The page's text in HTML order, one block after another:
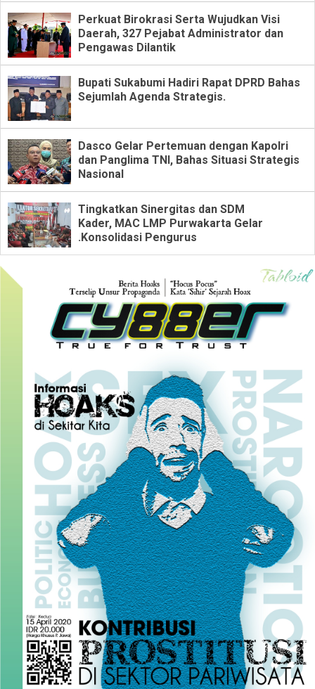
Perkuat Birokrasi Serta Wujudkan Visi
Daerah, 327 Pejabat Administrator dan
Pengawas Dilantik
Bupati Sukabumi Hadiri Rapat DPRD Bahas
Sejumlah Agenda Strategis.
Dasco Gelar Pertemuan dengan Kapolri
dan Panglima TNI, Bahas Situasi Strategis
Nasional
Tingkatkan Sinergitas dan SDM
Kader, MAC LMP Purwakarta Gelar
.Konsolidasi Pengurus